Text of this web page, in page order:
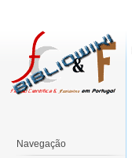
Navegação